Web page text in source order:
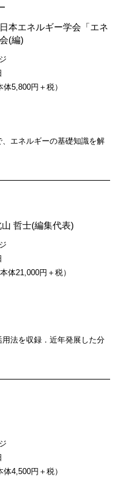
本エネルギー学会「エネ
(編)
5,800円＋税）
エネルギーの基礎知識を解
山 哲士(編集代表)
体21,000円＋税）
法を収録．近年発展した分
4,500円＋税）